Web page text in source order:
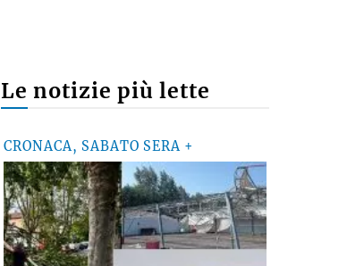
Le notizie più lette
CRONACA, SABATO SERA +